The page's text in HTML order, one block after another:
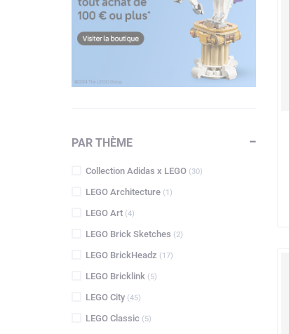
PAR THÈME
Collection Adidas x LEGO (30)
LEGO Architecture (1)
LEGO Art (4)
LEGO Brick Sketches (2)
LEGO BrickHeadz (17)
LEGO Bricklink (5)
LEGO City (45)
LEGO Classic (5)